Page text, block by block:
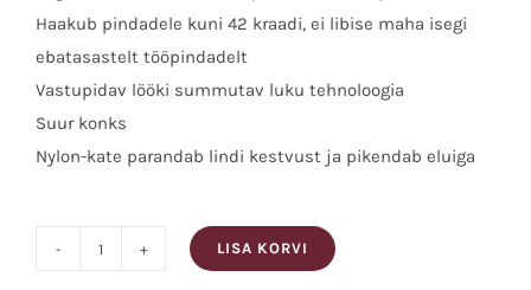
Haakub pindadele kuni 42 kraadi, ei libise maha isegi
ebatasastelt tööpindadelt
Vastupidav lööki summutav luku tehnoloogia
Suur konks
Nylon-kate parandab lindi kestvust ja pikendab eluiga
LISA KORVI